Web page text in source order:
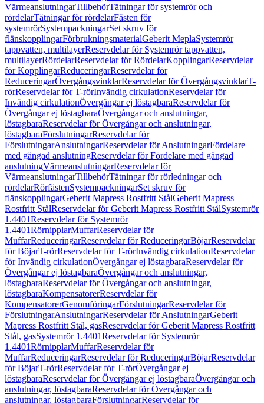
VärmeanslutningarTillbehörTätningar för systemrör och
rördelarTätningar för rördelarFästen för
systemrörSystempackningarSet skruv för
flänskopplingarFörbrukningsmaterialGeberit MeplaSystemrör
tappvatten, multilayerReservdelar för Systemrör tappvatten,
multilayerRördelarReservdelar för RördelarKopplingarReservdelar
för KopplingarReduceringarReservdelar för
ReduceringarÖvergångsvinklarReservdelar för ÖvergångsvinklarT-
rörReservdelar för T-rörInvändig cirkulationReservdelar för
Invändig cirkulationÖvergångar ej löstagbaraReservdelar för
Övergångar ej löstagbaraÖvergångar och anslutningar,
löstagbaraReservdelar för Övergångar och anslutningar,
löstagbaraFörslutningarReservdelar för
FörslutningarAnslutningarReservdelar för AnslutningarFördelare
med gängad anslutningReservdelar för Fördelare med gängad
anslutningVärmeanslutningarReservdelar för
VärmeanslutningarTillbehörTätningar för rörledningar och
rördelarRörfästenSystempackningarSet skruv för
flänskopplingarGeberit Mapress Rostfritt StålGeberit Mapress
Rostfritt StålReservdelar för Geberit Mapress Rostfritt StålSystemrör
1.4401Reservdelar för Systemrör
1.4401RörnipplarMuffarReservdelar för
MuffarReduceringarReservdelar för ReduceringarBöjarReservdelar
för BöjarT-rörReservdelar för T-rörInvändig cirkulationReservdelar
för Invändig cirkulationÖvergångar ej löstagbaraReservdelar för
Övergångar ej löstagbaraÖvergångar och anslutningar,
löstagbaraReservdelar för Övergångar och anslutningar,
löstagbaraKompensatorerReservdelar för
KompensatorerGenomföringarFörslutningarReservdelar för
FörslutningarAnslutningarReservdelar för AnslutningarGeberit
Mapress Rostfritt Stål, gasReservdelar för Geberit Mapress Rostfritt
Stål, gasSystemrör 1.4401Reservdelar för Systemrör
1.4401RörnipplarMuffarReservdelar för
MuffarReduceringarReservdelar för ReduceringarBöjarReservdelar
för BöjarT-rörReservdelar för T-rörÖvergångar ej
löstagbaraReservdelar för Övergångar ej löstagbaraÖvergångar och
anslutningar, löstagbaraReservdelar för Övergångar och
anslutningar, löstagbaraFörslutningarReservdelar för